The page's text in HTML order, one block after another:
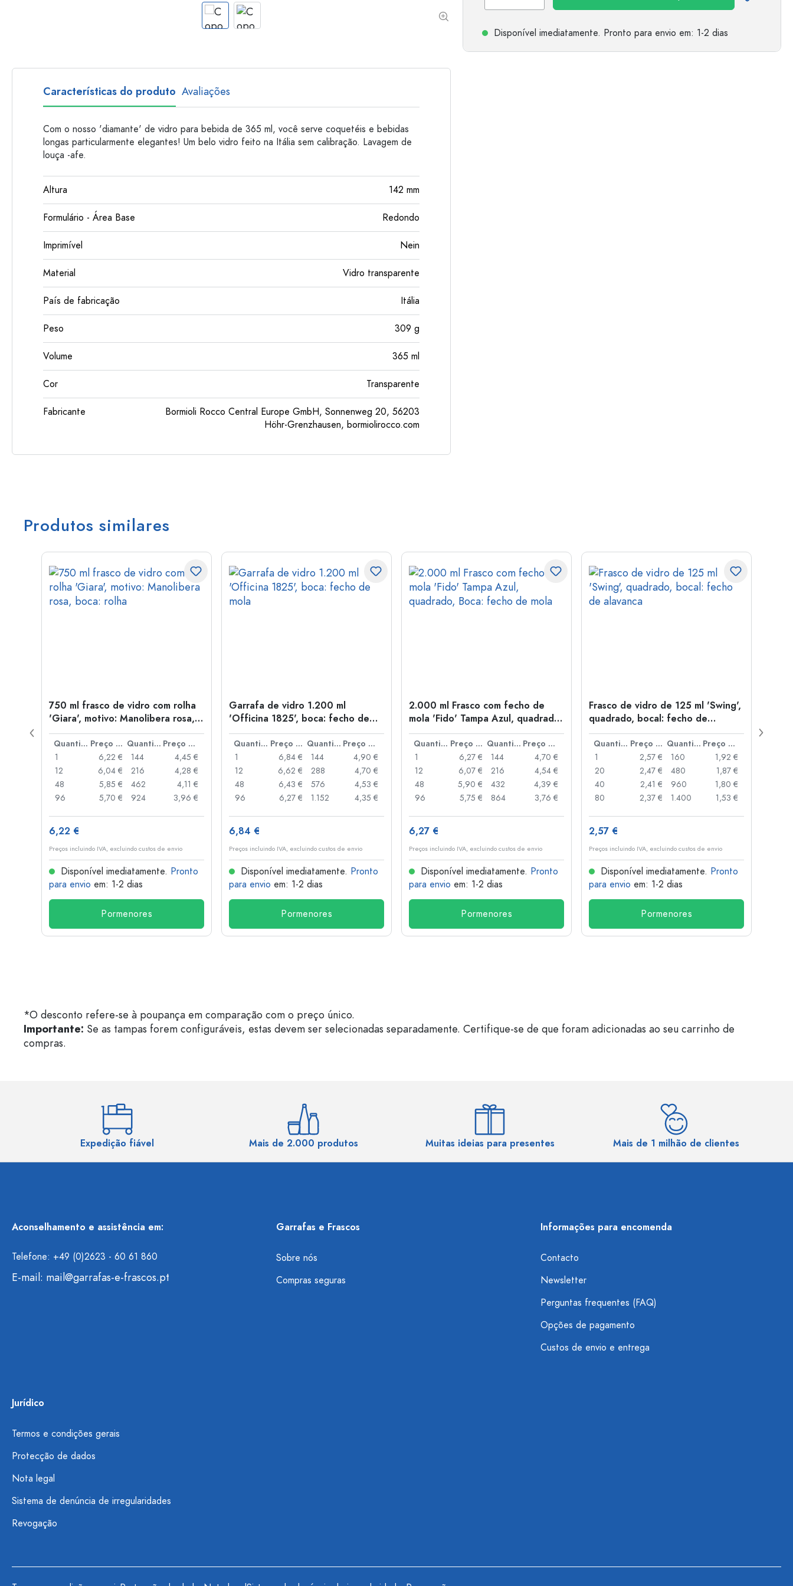
Garrafas de plastico
Disponível imediatamente. Pronto para envio em: 1-2 dias
Características do produto Avaliações
Com o nosso 'diamante' de vidro para bebida de 365 ml, você serve coquetéis e bebidas
longas particularmente elegantes! Um belo vidro feito na Itália sem calibração. Lavagem de
louça -afe.
Altura 142 mm
Formulário - Área Base Redondo
Imprimível Nein
Material Vidro transparente
País de fabricação Itália
Peso 309 g
Volume 365 ml
Cor Transparente
Fabricante
Bormioli Rocco Central Europe GmbH, Sonnenweg 20, 56203
Höhr-Grenzhausen, bormiolirocco.com
Produtos similares
750 ml frasco de vidro com rolha
'Giara', motivo: Manolibera rosa,
boca: rolha
Quantidade Preço por peça Quantidade
Preço por peça
1
6,22 €
12
6,04 €
48
5,85 €
96
5,70 €
144
4,45 €
216
4,28 €
462
4,11 €
924
3,96 €
6,22 €
Preços incluindo IVA, excluindo custos de envio
Disponível imediatamente. Pronto
para envio em: 1-2 dias
Pormenores
Garrafa de vidro 1.200 ml
'Officina 1825', boca: fecho de
mola
Quantidade Preço por peça Quantidade
Preço por peça
1
6,84 €
12
6,62 €
48
6,43 €
96
6,27 €
144
4,90 €
288
4,70 €
576
4,53 €
1.152
4,35 €
6,84 €
Preços incluindo IVA, excluindo custos de envio
Disponível imediatamente. Pronto
para envio em: 1-2 dias
Pormenores
2.000 ml Frasco com fecho de
mola 'Fido' Tampa Azul, quadrado,
Boca: fecho de mola
Quantidade Preço por peça Quantidade
Preço por peça
1
6,27 €
12
6,07 €
48
5,90 €
96
5,75 €
144
4,70 €
216
4,54 €
432
4,39 €
864
3,76 €
6,27 €
Preços incluindo IVA, excluindo custos de envio
Disponível imediatamente. Pronto
para envio em: 1-2 dias
Pormenores
Frasco de vidro de 125 ml 'Swing',
quadrado, bocal: fecho de
alavanca
Quantidade Preço por peça Quantidade
Preço por peça
1
2,57 €
20
2,47 €
40
2,41 €
80
2,37 €
160
1,92 €
480
1,87 €
960
1,80 €
1.400
1,53 €
2,57 €
Preços incluindo IVA, excluindo custos de envio
Disponível imediatamente. Pronto
para envio em: 1-2 dias
Pormenores
*O desconto refere-se à poupança em comparação com o preço único.
Importante: Se as tampas forem configuráveis, estas devem ser selecionadas separadamente. Certifique-se de que foram adicionadas ao seu carrinho de
compras.
Expedição fiável Mais de 2.000 produtos Muitas ideias para presentes Mais de 1 milhão de clientes
Aconselhamento e assistência em:
Telefone: +49 (0)2623 - 60 61 860
E-mail: mail@garrafas-e-frascos.pt
Garrafas e Frascos
Sobre nós
Compras seguras
Informações para encomenda
Contacto
Newsletter
Perguntas frequentes (FAQ)
Opções de pagamento
Custos de envio e entrega
Jurídico
Termos e condições gerais
Protecção de dados
Nota legal
Sistema de denúncia de irregularidades
Revogação